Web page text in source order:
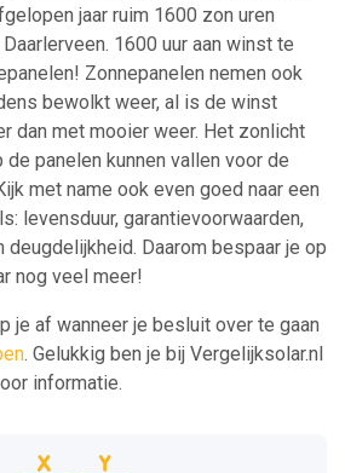
jaar ruim 1600 zon uren
1600 uur aan winst te
Zonnepanelen nemen ook
bewolkt weer, al is de winst
dan met mooier weer. Het zonlicht
panelen kunnen vallen voor de
met name ook even goed naar een
levensduur, garantievoorwaarden,
Daarom bespaar je op
nog veel meer!
je af wanneer je besluit over te gaan
. Gelukkig ben je bij Vergelijksolar.nl
informatie.